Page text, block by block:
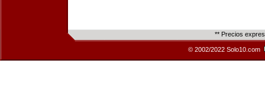
** Precios
© 2002/2022 Solo10.com